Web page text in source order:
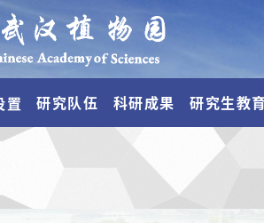
置 研究队伍 科研成果 研究生教